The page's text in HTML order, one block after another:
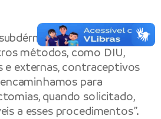
as unidades da
métodos, como DIU,
e externas, contraceptivos
para
quando solicitado,
a esses procedimentos”.